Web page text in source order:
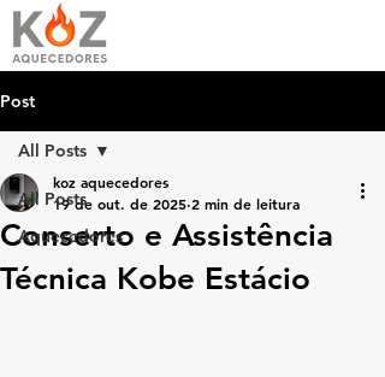
Post
All Posts
Aquecedores
All Posts
Conserto e Assistência
Técnica Kobe Estácio
koz aquecedores
19 de out. de 2025 2 min de leitura